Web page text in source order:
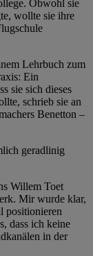
Obwohl sie
wollte sie ihre
Lehrbuch zum
Ein
sie sich dieses
schrieb sie an
Benetton –
geradlinig
Willem Toet
Mir wurde klar,
positionieren
dass ich keine
in der